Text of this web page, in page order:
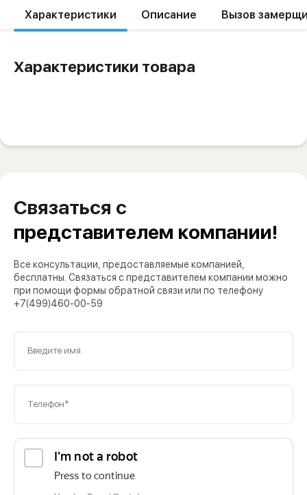
Характеристики Описание Вызов
Характеристики товара
Связаться с
представителем компании!
Все консультации, предоставляемые компанией,
бесплатны. Связаться с представителем компании можно
при помощи формы обратной связи или по телефону
+7(499)460-00-59
Введите имя
Телефон*